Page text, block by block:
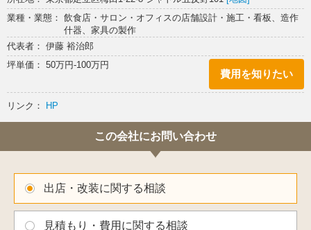
業種・業態： 飲食店・サロン・オフィスの店舗設計・施工・看板、造作
什器、家具の製作
代表者： 伊藤 裕治郎
坪単価： 50万円-100万円
費用を知りたい
リンク： HP
この会社にお問い合わせ
出店・改装に関する相談
見積もり・費用に関する相談